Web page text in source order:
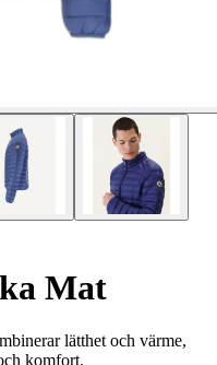
Mat
lätthet och värme,
komfort.